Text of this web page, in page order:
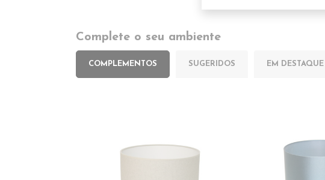
Complete o seu ambiente
COMPLEMENTOS SUGERIDOS EM DESTAQUE